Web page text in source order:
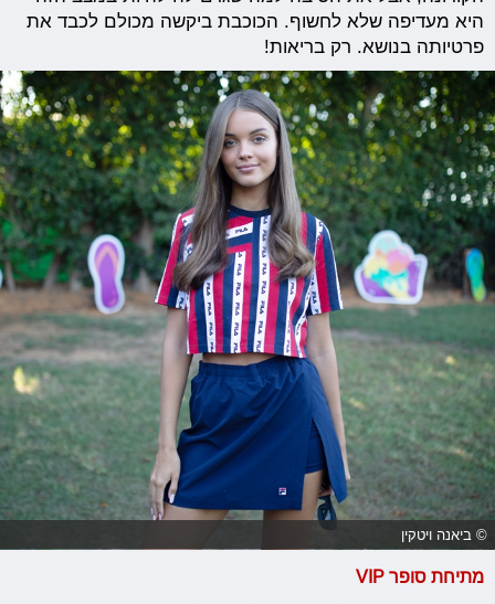
היא מעדיפה שלא לחשוף. הכוכבת ביקשה מכולם לכבד את
פרטיותה בנושא. רק בריאות!
© ביאנה ויטקין
מתיחת סופר VIP